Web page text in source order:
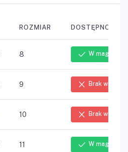
ROZMIAR DOSTĘPNOŚĆ
8 W magazynie
9 Brak w
10 Brak w
11 W magazynie